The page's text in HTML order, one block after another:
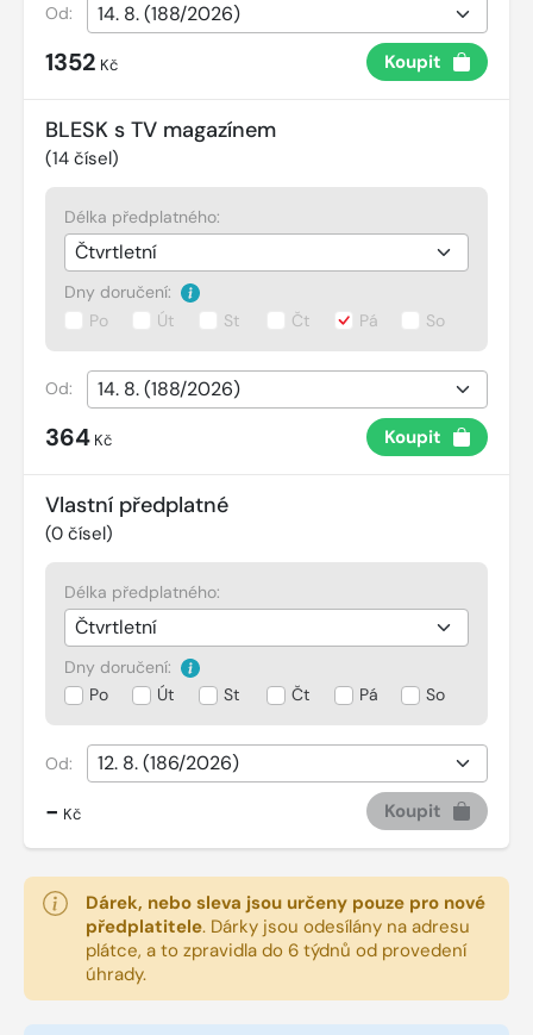
Od:
1352 Kč Koupit
BLESK s TV magazínem
(14 čísel)
Délka předplatného:
Dny doručení:
Po
Út St Čt Pá So
Od:
364 Kč Koupit
Vlastní předplatné
(0 čísel)
Délka předplatného:
Dny doručení:
Po
Út St Čt Pá So
Od:
- Kč Koupit
Dárek, nebo sleva jsou určeny pouze pro nové
předplatitele. Dárky jsou odesílány na adresu
plátce, a to zpravidla do 6 týdnů od provedení
úhrady.